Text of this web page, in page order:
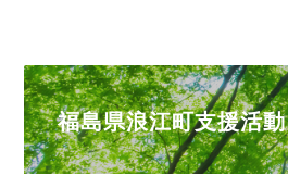
福島県浪江町支援活動